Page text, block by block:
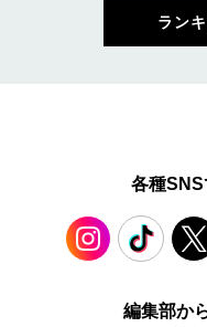
ラン
各種SNS
TikTok X
編集部か